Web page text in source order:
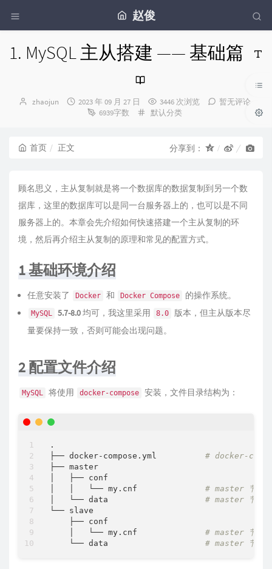
赵俊
1. MySQL 主从搭建 —— 基础篇
博
zhaojun
发
2023 年 09 月 27 日 3446 次浏览
暂无评论
6939字数
分
默认分类
首页 正文 分享到：
顾名思义，主从复制就是将一个数据库的数据复制到另一个数
据库，这里的数据库可以是同一台服务器上的，也可以是不同
服务器上的。本章会先介绍如何快速搭建一个主从复制的环
境，然后再介绍主从复制的原理和常见的配置方式。
1 基础环境介绍
任意安装了 Docker 和 Docker Compose 的操作系统。
MySQL 5.7-8.0均可，我这里采用 8.0
版本，但主从版本尽
量要保持一致，否则可能会出现问题。
2 配置文件介绍
MySQL 将使用 docker-compose 安装，文件目录结构为：
.
├── docker-compose.yml # docker-
├── master
│   ├── conf
│   │   └── my.cnf # master 节点
│   └── data # master 节点
└── slave
    ├── conf
    │   └── my.cnf
# master 节点
    └── data
# master 节点